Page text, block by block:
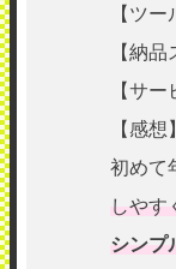
【ツ
【納
【サ
【感想】
初めて
しやす
シンプ